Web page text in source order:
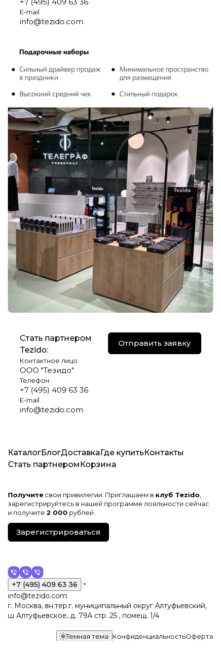
+7 (495) 409 63 36
E-mail
info@tezido.com
Стать партнером
Tezido:
Контактное лицо
ООО "Тезидо"
Телефон
+7 (495) 409 63 36
E-mail
info@tezido.com
Отправить заявку
КаталогБлогДоставкаГде купитьКонтакты
Стать партнером Корзина
Получите свои привилегии. Приглашаем в клуб Tezido
зарегистрируйтесь в нашей программе лояльности сейчас
и получите 2 000 рублей.
Зарегистрироваться
+7 (495) 409 63 36
info@tezido.com
г. Москва, вн.тер.г. муниципальный округ Алтуфьевский,
ш Алтуфьевское, д. 79А стр. 25 , помещ. 1/4
Темная тема КонфиденциальностьОферта